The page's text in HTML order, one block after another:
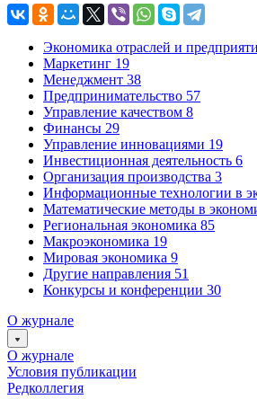
Экономика отраслей и
Маркетинг 19
Менеджмент 38
Предпринимательство 57
Управление качеством 8
Финансы 29
Управление инновациями 19
Инвестиционная деятельность 6
Организация производства 3
Информационные технологии в
Математические методы в
Региональная экономика 85
Макроэкономика 19
Мировая экономика 9
Другие направления 51
Конкурсы и конференции 30
О журнале
О журнале
Условия публикации
Редколлегия